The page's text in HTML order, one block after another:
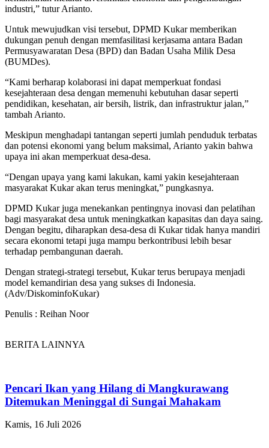
industri,” tutur Arianto.
Untuk mewujudkan visi tersebut, DPMD Kukar memberikan
dukungan penuh dengan memfasilitasi kerjasama antara Badan
Permusyawaratan Desa (BPD) dan Badan Usaha Milik Desa
(BUMDes).
“Kami berharap kolaborasi ini dapat memperkuat fondasi
kesejahteraan desa dengan memenuhi kebutuhan dasar seperti
pendidikan, kesehatan, air bersih, listrik, dan infrastruktur jalan,”
tambah Arianto.
Meskipun menghadapi tantangan seperti jumlah penduduk terbatas
dan potensi ekonomi yang belum maksimal, Arianto yakin bahwa
upaya ini akan memperkuat desa-desa.
“Dengan upaya yang kami lakukan, kami yakin kesejahteraan
masyarakat Kukar akan terus meningkat,” pungkasnya.
DPMD Kukar juga menekankan pentingnya inovasi dan pelatihan
bagi masyarakat desa untuk meningkatkan kapasitas dan daya saing.
Dengan begitu, diharapkan desa-desa di Kukar tidak hanya mandiri
secara ekonomi tetapi juga mampu berkontribusi lebih besar
terhadap pembangunan daerah.
Dengan strategi-strategi tersebut, Kukar terus berupaya menjadi
model kemandirian desa yang sukses di Indonesia.
(Adv/DiskominfoKukar)
Penulis : Reihan Noor
BERITA LAINNYA
Pencari Ikan yang Hilang di Mangkurawang
Ditemukan Meninggal di Sungai Mahakam
Kamis, 16 Juli 2026